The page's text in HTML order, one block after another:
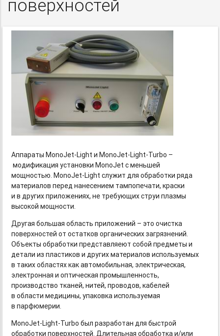
поверхностей
Аппараты MonoJet-Light и MonoJet-Light-Turbo –
модификация установки MonoJet с меньшей
мощностью. MonoJet-Light служит для обработки ряда
материалов перед нанесением тампопечати, краски
и в других приложениях, не требующих струи плазмы
высокой мощности.
Другая большая область приложений – это очистка
поверхностей от остатков органических загрязнений.
Объекты обработки представляеют собой предметы и
детали из пластиков и других материалов используемых
в таких областях как автомобильная, электрическая,
электронная и оптическая промышленность,
производство тканей, нитей, проводов, кабелей
в области медицины, упаковка используемая
в парфюмерии.
MonoJet-Light-Turbo был разработан для быстрой
обработки поверхностей. Длительная обработка и/или